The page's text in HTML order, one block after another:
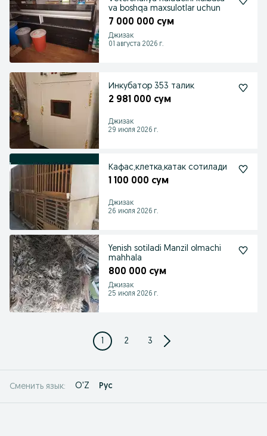
va boshqa maxsulotlar uchun
7 000 000 сум
Джизак
01 августа 2026 г.
Инкубатор 353 талик
2 981 000 сум
Джизак
29 июля 2026 г.
Кафас,клетка,катак сотилади
1 100 000 сум
Джизак
26 июля 2026 г.
Yenish sotiladi Manzil olmachi
mahhala
800 000 сум
Джизак
25 июля 2026 г.
1 2 3
Сменить язык: O'Z Рус